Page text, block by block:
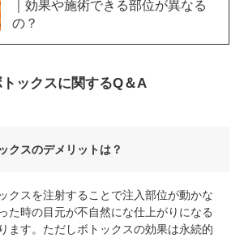
｜効果や施術できる部位が異なる
の？
ックスに関するQ＆A
クスのデメリットは？
クスを注射することで注入部位が動かな
た時の目元が不自然にな仕上がりになる
ます。ただしボトックスの効果は永続的